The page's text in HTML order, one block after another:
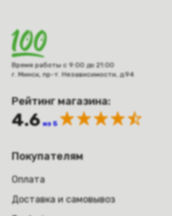
Время работы с 9:00 до 21:00
г. Минск, пр-т. Независимости, д.94
Рейтинг магазина:
4.6 из 5
Покупателям
Оплата
Доставка и самовывоз